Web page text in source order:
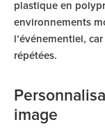
plastique en
environnements
l’événementiel,
répétées.
image